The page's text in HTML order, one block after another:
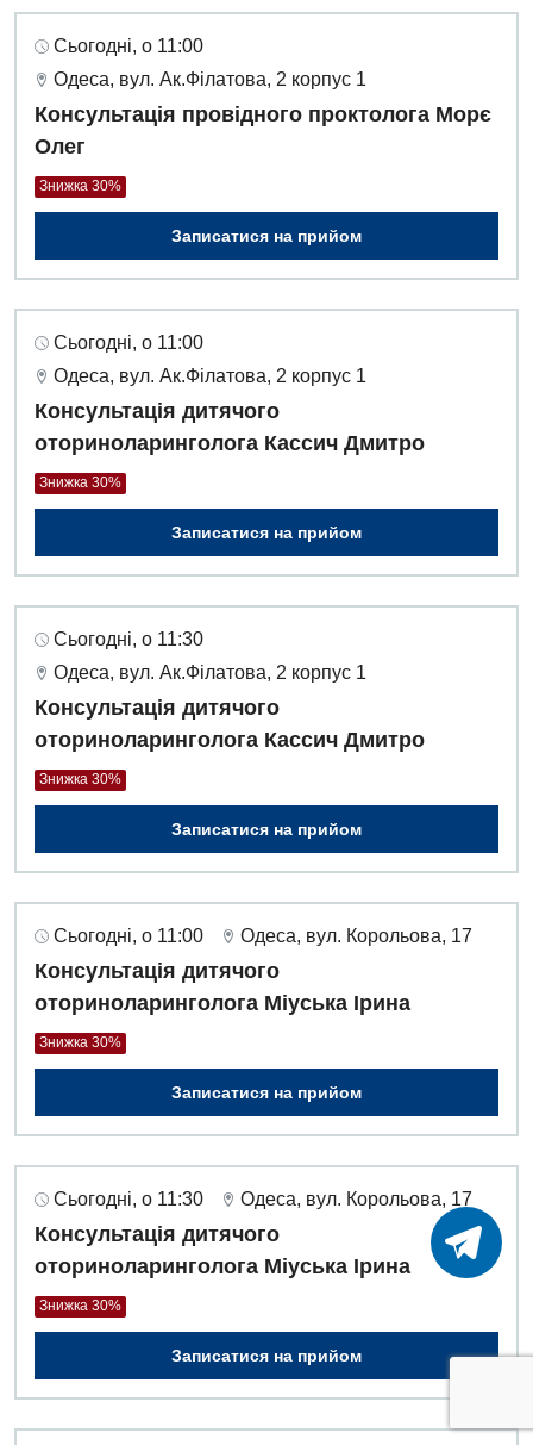
Сьогодні, о 11:00
Одеса, вул. Ак.Філатова, 2 корпус 1
Консультація провідного проктолога Морє
Олег
Знижка 30%
Записатися на прийом
Сьогодні, о 11:00
Одеса, вул. Ак.Філатова, 2 корпус 1
Консультація дитячого
оториноларинголога Кассич Дмитро
Знижка 30%
Записатися на прийом
Сьогодні, о 11:30
Одеса, вул. Ак.Філатова, 2 корпус 1
Консультація дитячого
оториноларинголога Кассич Дмитро
Знижка 30%
Записатися на прийом
Сьогодні, о 11:00 Одеса, вул. Корольова, 17
Консультація дитячого
оториноларинголога Міуська Ірина
Знижка 30%
Записатися на прийом
Сьогодні, о 11:30 Одеса, вул. Корольова, 17
Консультація дитячого
оториноларинголога Міуська Ірина
Знижка 30%
Записатися на прийом